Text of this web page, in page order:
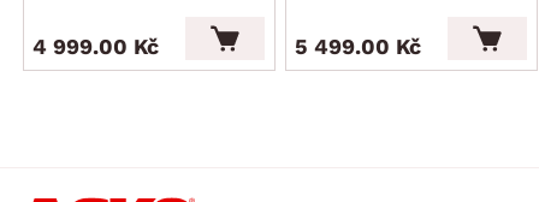
4 999.00 Kč 5 499.00 Kč